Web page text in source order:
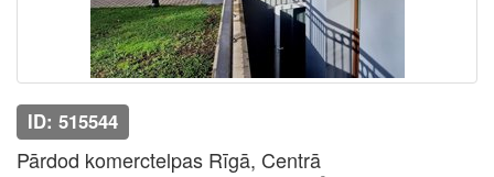
ID: 515544
Pārdod komerctelpas Rīgā, Centrā